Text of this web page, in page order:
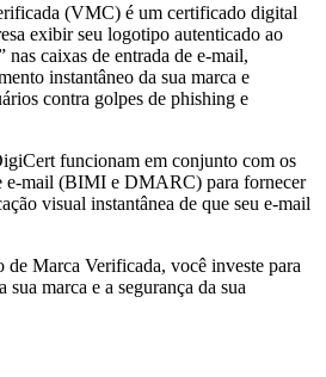
(VMC) é um certificado digital
exibir seu logotipo autenticado ao
nas caixas de entrada de e-mail,
instantâneo da sua marca e
contra golpes de phishing e
funcionam em conjunto com os
e-mail (BIMI e DMARC) para fornecer
visual instantânea de que seu e-mail
Marca Verificada, você investe para
marca e a segurança da sua